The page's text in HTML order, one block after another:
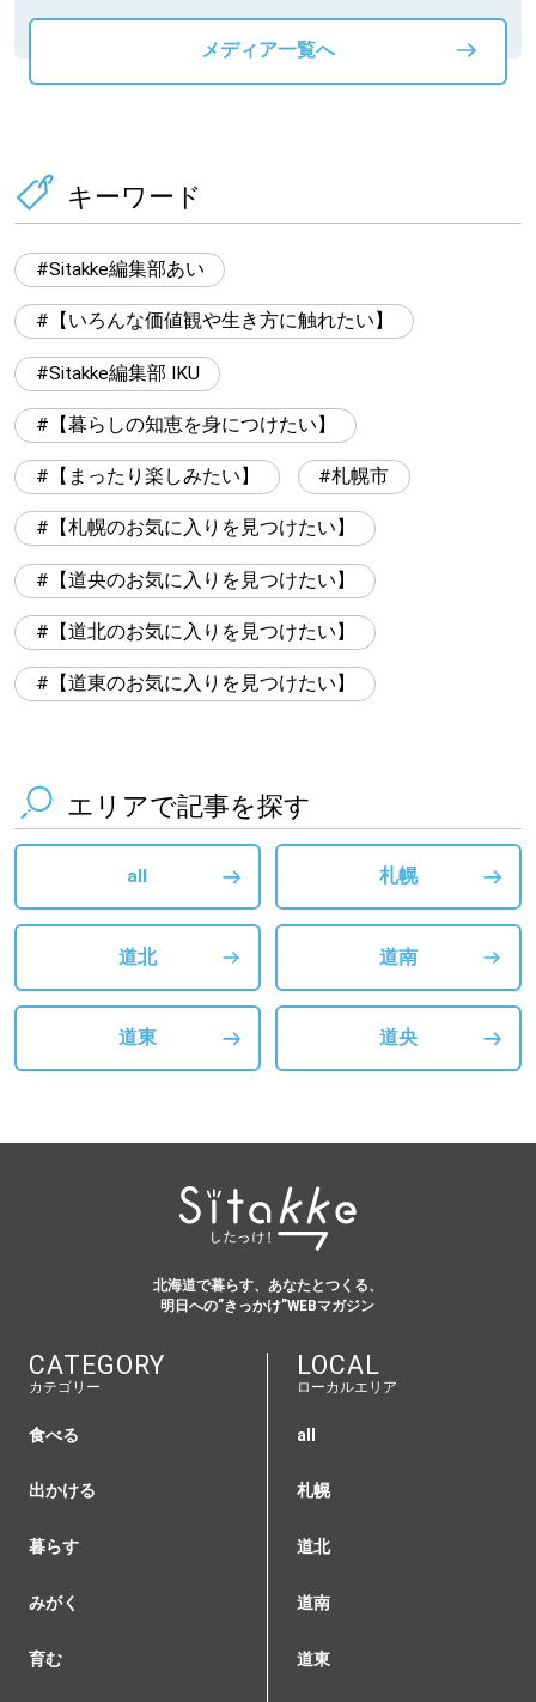
メディア一覧へ
キーワード
Sitakke編集部あい
【いろんな価値観や生き方に触れたい】
Sitakke編集部 IKU
【暮らしの知恵を身につけたい】
【まったり楽しみたい】 札幌市
【札幌のお気に入りを見つけたい】
【道央のお気に入りを見つけたい】
【道北のお気に入りを見つけたい】
【道東のお気に入りを見つけたい】
エリアで記事を探す
all 札幌
道北 道南
道東 道央
北海道で暮らす、あなたとつくる、
明日への”きっかけ”WEBマガジン
CATEGORY
カテゴリー
食べる
出かける
暮らす
みがく
育む
LOCAL
ローカルエリア
all
札幌
道北
道南
道東